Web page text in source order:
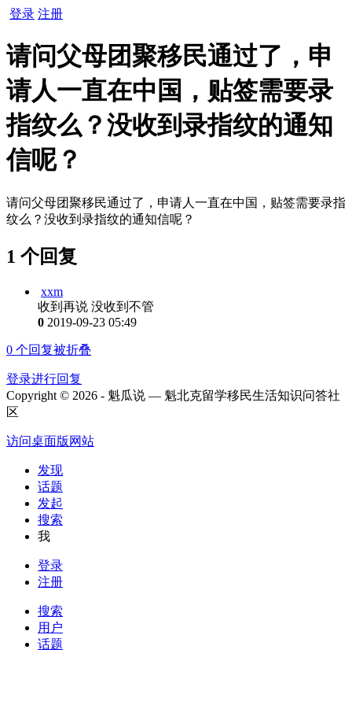
登录 注册
请问父母团聚移民通过了，申
请人一直在中国，贴签需要录
指纹么？没收到录指纹的通知
信呢？
请问父母团聚移民通过了，申请人一直在中国，贴签需要录指
纹么？没收到录指纹的通知信呢？
1 个回复
xxm
收到再说 没收到不管
0 2019-09-23 05:49
0 个回复被折叠
登录进行回复
Copyright © 2026 - 魁瓜说 — 魁北克留学移民生活知识问答社
区
访问桌面版网站
发现
话题
发起
搜索
我
登录
注册
搜索
用户
话题